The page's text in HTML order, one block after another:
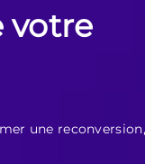
votre
une